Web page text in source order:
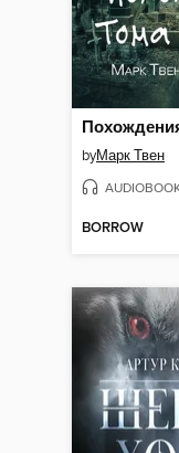
byМарк Твен
BORROW